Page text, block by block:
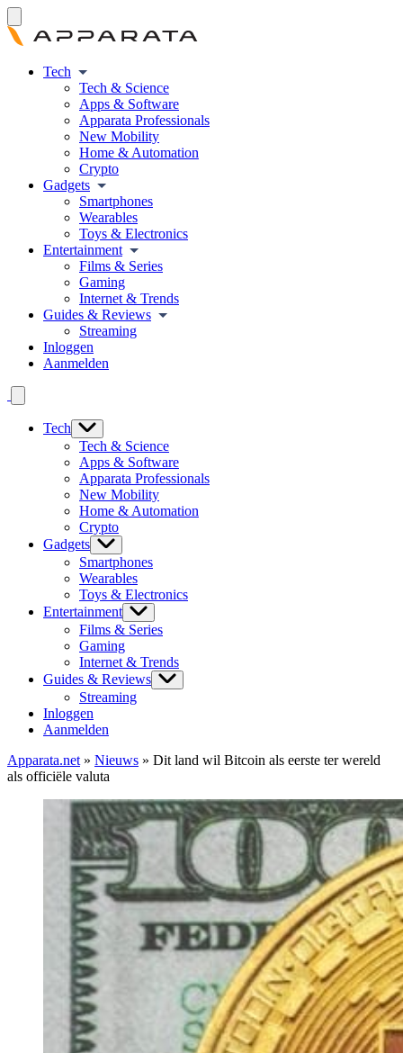
Tech
Tech & Science
Apps & Software
Apparata Professionals
New Mobility
Home & Automation
Crypto
Gadgets
Smartphones
Wearables
Toys & Electronics
Entertainment
Films & Series
Gaming
Internet & Trends
Guides & Reviews
Streaming
Inloggen
Aanmelden
Tech
Tech & Science
Apps & Software
Apparata Professionals
New Mobility
Home & Automation
Crypto
Gadgets
Smartphones
Wearables
Toys & Electronics
Entertainment
Films & Series
Gaming
Internet & Trends
Guides & Reviews
Streaming
Inloggen
Aanmelden
Apparata.net » Nieuws » Dit land wil Bitcoin als eerste ter wereld
als officiële valuta